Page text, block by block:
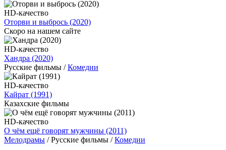
HD-качество
Оторви и выбрось (2020)
Скоро на нашем сайте
HD-качество
Хандра (2020)
Русские фильмы /Комедии
HD-качество
Кайрат (1991)
Казахские фильмы
HD-качество
О чём ещё говорят мужчины (2011)
Мелодрамы / Русские фильмы /Комедии